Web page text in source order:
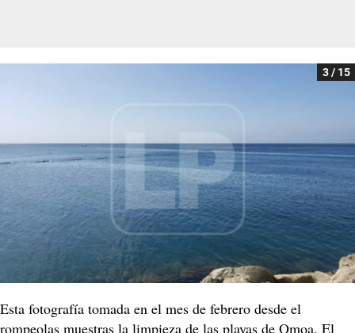
3 / 15
Esta fotografía tomada en el mes de febrero desde el
rompeolas muestras la limpieza de las playas de Omoa. El